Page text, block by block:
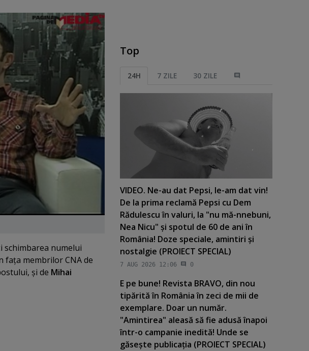
schimbarea numelui
faţa membrilor CNA de
şi de Mihai
Top
24H 7 ZILE 30 ZILE
VIDEO. Ne-au dat Pepsi, le-am dat vin!
De la prima reclamă Pepsi cu Dem
Rădulescu în valuri, la "nu mă-nnebuni,
Nea Nicu" şi spotul de 60 de ani în
România! Doze speciale, amintiri şi
nostalgie (PROIECT SPECIAL)
7 AUG 2026 12:06 0
E pe bune! Revista BRAVO, din nou
tipărită în România în zeci de mii de
exemplare. Doar un număr.
"Amintirea" aleasă să fie adusă înapoi
într-o campanie inedită! Unde se
găseşte publicaţia (PROIECT SPECIAL)